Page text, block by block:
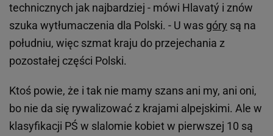
technicznych jak najbardziej - mówi Hlavatý i znów
szuka wytłumaczenia dla Polski. - U was góry są na
południu, więc szmat kraju do przejechania z
pozostałej części Polski.
Ktoś powie, że i tak nie mamy szans ani my, ani oni,
bo nie da się rywalizować z krajami alpejskimi. Ale w
klasyfikacji PŚ w slalomie kobiet w pierwszej 10 są